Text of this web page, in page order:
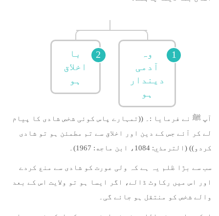
وہ
آدمی
دیندار
ہو
با
اخلاق
ہو
آپ ﷺ نے فرمایا :۔ ((تمہارے پاس کوئی شخص شادی کا پیام
لے کر آئے جس کے دین اور اخلاق سے تم مطمئن ہو تو شادی
کردو)) (الترمذي: 1084، ابن ماجه: 1967)۔
سب سے بڑا ظلم یہ ہے کہ ولی عورت کو شادی سے منع کردے
اور اس میں رکاوٹ ڈالے، اگر ایسا ہو تو ولایت اس کے بعد
والے شخص کو منتقل ہو جائے گی۔